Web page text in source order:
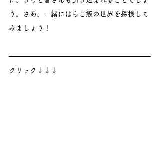
う。さあ、一緒にはらこ飯の世界を探検して
みましょう！
クリック↓↓↓